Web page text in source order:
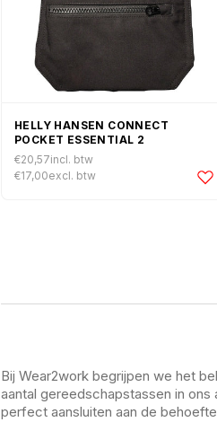
HELLY HANSEN CONNECT
POCKET ESSENTIAL 2
Normale
prijs
€20,57incl. btw
€17,00excl. btw
Bij Wear2work begrijpen we het
aantal gereedschapstassen in
perfect aansluiten aan de